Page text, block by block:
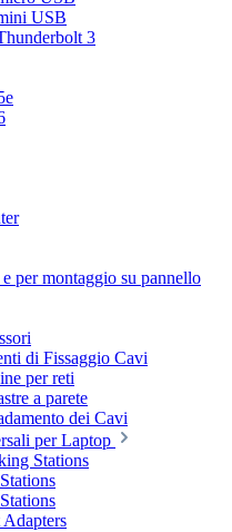
USB
3
per montaggio su pannello
di Fissaggio Cavi
per reti
a parete
dei Cavi
per Laptop
Stations